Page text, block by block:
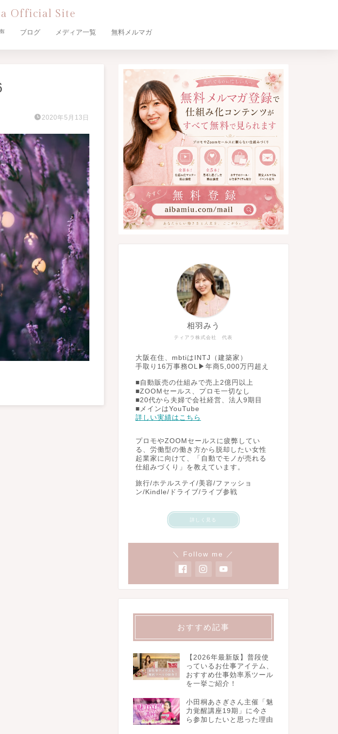
Official Site
ブログ メディア一覧 無料メルマガ
2020年5月13日
ティアラ株式会社 代表
相羽みう
大阪在住、mbtiはINTJ（建築家）
手取り16万事務OL▶︎年商5,000万円超え
■自動販売の仕組みで売上2億円以上
■ZOOMセールス、プロモ一切なし
■20代から夫婦で会社経営、法人9期目
■メインはYouTube
詳しい実績はこちら
プロモやZOOMセールスに疲弊してい
る、労働型の働き方から脱却したい女性
起業家に向けて、「自動でモノが売れる
仕組みづくり」を教えています。
旅行/ホテルステイ/美容/ファッショ
ン/Kindle/ドライブ/ライブ参戦
詳しく見る
＼ Follow me ／
おすすめ記事
【2026年最新版】普段使
っているお仕事アイテム、
おすすめ仕事効率系ツール
を一挙ご紹介！
小田桐あさぎさん主催「魅
力覚醒講座19期」に今さ
ら参加したいと思った理由